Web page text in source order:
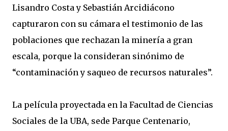
Lisandro Costa y Sebastián Arcidiácono
capturaron con su cámara el testimonio de las
poblaciones que rechazan la minería a gran
escala, porque la consideran sinónimo de
“contaminación y saqueo de recursos naturales”.
La película proyectada en la Facultad de Ciencias
Sociales de la UBA, sede Parque Centenario,